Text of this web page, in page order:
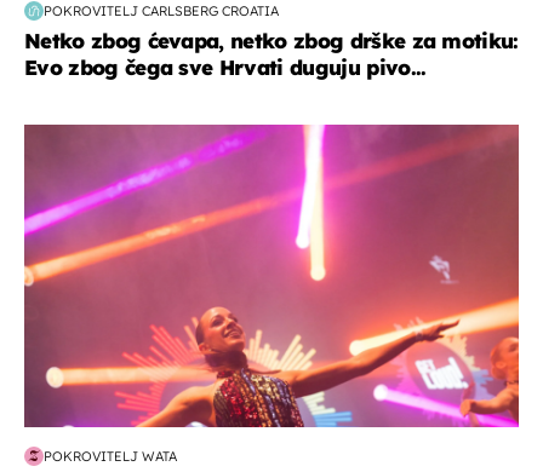
POKROVITELJ CARLSBERG CROATIA
Netko zbog ćevapa, netko zbog drške za motiku:
Evo zbog čega sve Hrvati duguju pivo...
POKROVITELJ WATA